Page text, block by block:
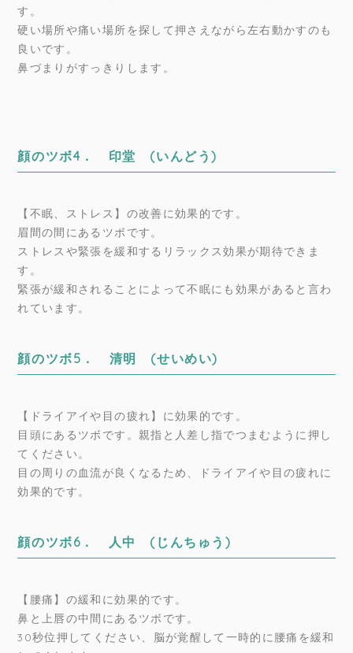
す。
硬い場所や痛い場所を探して押さえながら左右動かすのも
良いです。
鼻づまりがすっきりします。
顔のツボ4． 印堂 (いんどう)
【不眠、ストレス】の改善に効果的です。
眉間の間にあるツボです。
ストレスや緊張を緩和するリラックス効果が期待できま
す。
緊張が緩和されることによって不眠にも効果があると言わ
れています。
顔のツボ5． 清明 (せいめい)
【ドライアイや目の疲れ】に効果的です。
目頭にあるツボです。親指と人差し指でつまむように押し
てください。
目の周りの血流が良くなるため、ドライアイや目の疲れに
効果的です。
顔のツボ6． 人中 (じんちゅう)
【腰痛】の緩和に効果的です。
鼻と上唇の中間にあるツボです。
30秒位押してください、脳が覚醒して一時的に腰痛を緩和